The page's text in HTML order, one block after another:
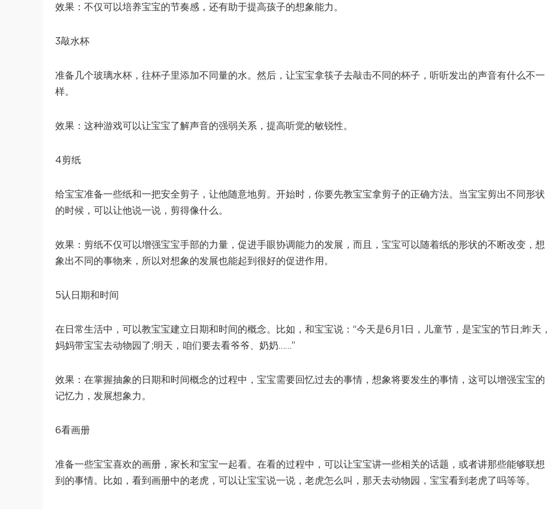
效果：不仅可以培养宝宝的节奏感，还有助于提高孩子的想象能力。
3敲水杯
准备几个玻璃水杯，往杯子里添加不同量的水。然后，让宝宝拿筷子去敲击不同的杯子，听听发出的声音有什么不一
样。
效果：这种游戏可以让宝宝了解声音的强弱关系，提高听觉的敏锐性。
4剪纸
给宝宝准备一些纸和一把安全剪子，让他随意地剪。开始时，你要先教宝宝拿剪子的正确方法。当宝宝剪出不同形状
的时候，可以让他说一说，剪得像什么。
效果：剪纸不仅可以增强宝宝手部的力量，促进手眼协调能力的发展，而且，宝宝可以随着纸的形状的不断改变，想
象出不同的事物来，所以对想象的发展也能起到很好的促进作用。
5认日期和时间
在日常生活中，可以教宝宝建立日期和时间的概念。比如，和宝宝说：“今天是6月1日，儿童节，是宝宝的节日;昨天，
妈妈带宝宝去动物园了;明天，咱们要去看爷爷、奶奶……”
效果：在掌握抽象的日期和时间概念的过程中，宝宝需要回忆过去的事情，想象将要发生的事情，这可以增强宝宝的
记忆力，发展想象力。
6看画册
准备一些宝宝喜欢的画册，家长和宝宝一起看。在看的过程中，可以让宝宝讲一些相关的话题，或者讲那些能够联想
到的事情。比如，看到画册中的老虎，可以让宝宝说一说，老虎怎么叫，那天去动物园，宝宝看到老虎了吗等等。